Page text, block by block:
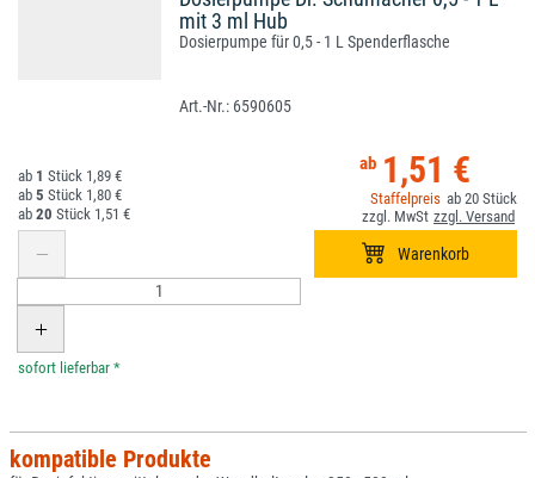
mit 3 ml Hub
Dosierpumpe für 0,5 - 1 L Spenderflasche
6590605
1,51 €
20
1
1,89 €
5
1,80 €
20
1,51 €
*
kompatible Produkte